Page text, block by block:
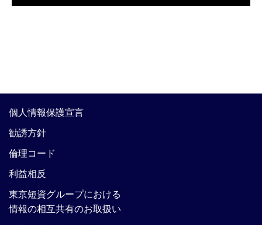
個人情報保護宣言
勧誘方針
倫理コード
利益相反
東京短資グループにおける
情報の相互共有のお取扱い